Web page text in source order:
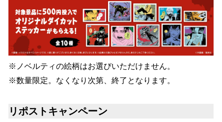
※ノベルティの絵柄はお選びいただけません。
※数量限定。なくなり次第、終了となります。
リポストキャンペーン